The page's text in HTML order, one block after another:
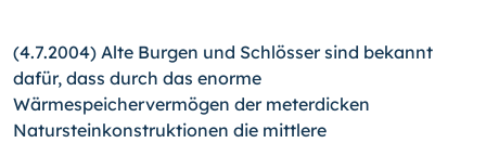
(4.7.2004) Alte Burgen und Schlösser sind bekannt
dafür, dass durch das enorme
Wärmespeichervermögen der meterdicken
Natursteinkonstruktionen die mittlere